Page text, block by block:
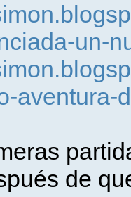
un-
aventura-
de